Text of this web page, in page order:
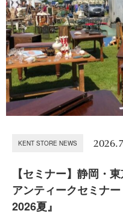
KENT STORE NEWS
【セミナー】静岡・
アンティークセミナ
2026夏』